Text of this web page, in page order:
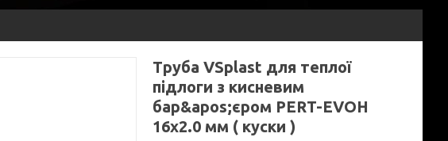
Труба VSplast для теплої
підлоги з кисневим
бар&apos;єром PERT-EVOH
16x2.0 мм ( куски )